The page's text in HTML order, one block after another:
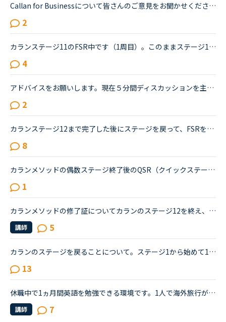
Callan for Businessについて皆さんのご意見をお聞かせください。現在カランのステージ８をやっているものです。ビジネスカランも受講したいのですが、理想的な時期とかあるのでしょうか？私の考えではステージ８...
2
カランステージ11のFSR中です（1周目）。このままステージ12まで目指そうか悩んでいます。スピーキングテストのレベルは毎月Lv.5~6をうろついている状況です。英語の勉強は学生時代からダラダラとやっていただけ...
4
アドバイスをお願いします。現在５分間ディスカッションを主に受講しています。スピーキング、side by side、文法、５分間単語クイズ、トピックトーク、カランなどを受講してきました。スピーキングテストでは４...
2
カランステージ12まで完了した後にステージを戻って、FSRを繰り返している方のお話は、この掲示板でもいくつか伺っています。ですが、ステージ中盤６，７，８，あたりまで進んだ後、いったんステージを戻ってFSR...
8
カランメソッドの偶数ステージ終了後のQSR（クイックステージリビジョン）について、お尋ねします。いま、ステージ６の終盤に来ていて、来週末ごろからFSRに入りそうです。ステージ５ではFSRも結構時間がかかった...
1
カランメソッドの修了証についてカランのステージ12を終え、修了証の発行を請求しようとしましたが、ステージ11までの修了証しか発行されません。問い合わせたところ、リーディングをしているパートまでしか修了...
講師 5
カランのステージを戻ることについて。ステージ1から始めて11にはいりました。暗記は到底無理なので、先生のリードについてひたすらシャドウイングしています。ここに来て、文が長くなり、句動詞などもたくさん出...
13
休職中で1ヵ月間英語を勉強できる環境です。1人で海外旅行が出来るようになることが目標です。半月前からネイティブキャンプのレベル3からスタートしました。カウンセラーからのアドバイスもあり、カラン2とsideb...
講師 7